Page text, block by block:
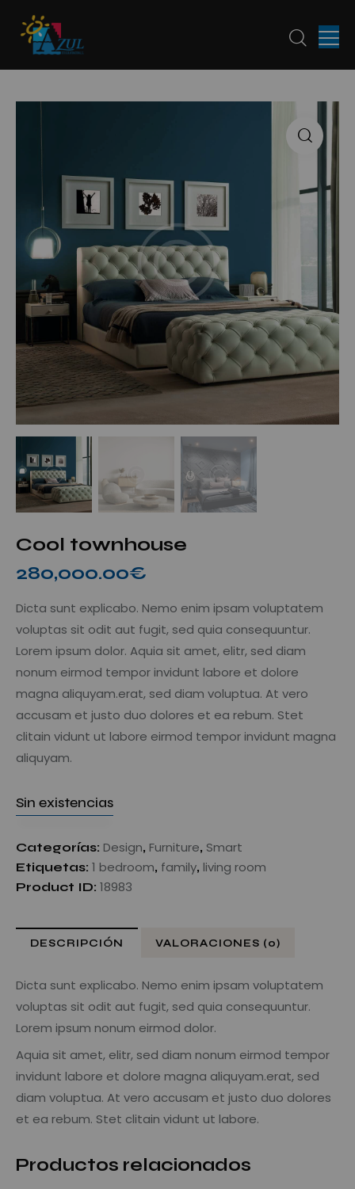
Cool townhouse
280,000.00€
Dicta sunt explicabo. Nemo enim ipsam voluptatem
voluptas sit odit aut fugit, sed quia consequuntur.
Lorem ipsum dolor. Aquia sit amet, elitr, sed diam
nonum eirmod tempor invidunt labore et dolore
magna aliquyam.erat, sed diam voluptua. At vero
accusam et justo duo dolores et ea rebum. Stet
clitain vidunt ut labore eirmod tempor invidunt magna
aliquyam.
Sin existencias
Categorías: Design, Furniture, Smart
Etiquetas: 1 bedroom, family, living room
Product ID: 18983
DESCRIPCIÓN VALORACIONES (0)
Dicta sunt explicabo. Nemo enim ipsam voluptatem
voluptas sit odit aut fugit, sed quia consequuntur.
Lorem ipsum nonum eirmod dolor.
Aquia sit amet, elitr, sed diam nonum eirmod tempor
invidunt labore et dolore magna aliquyam.erat, sed
diam voluptua. At vero accusam et justo duo dolores
et ea rebum. Stet clitain vidunt ut labore.
Productos relacionados